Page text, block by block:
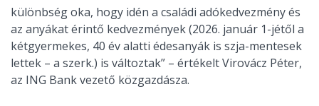
különbség oka, hogy idén a családi adókedvezmény és
az anyákat érintő kedvezmények (2026. január 1-jétől a
kétgyermekes, 40 év alatti édesanyák is szja-mentesek
lettek – a szerk.) is változtak” – értékelt Virovácz Péter,
az ING Bank vezető közgazdásza.